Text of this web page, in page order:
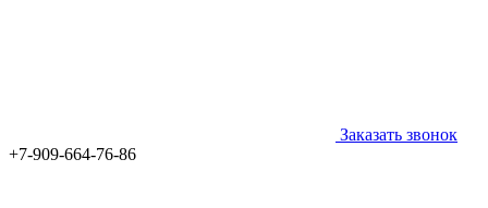
Заказать звонок
+7-909-664-76-86